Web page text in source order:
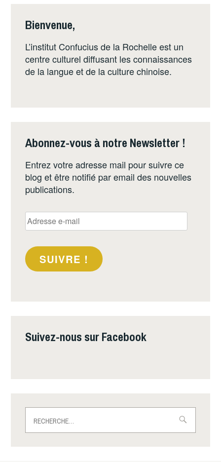
Bienvenue,
L’institut Confucius de la Rochelle est un
centre culturel diffusant les connaissances
de la langue et de la culture chinoise.
Abonnez-vous à notre Newsletter !
Entrez votre adresse mail pour suivre ce
blog et être notifié par email des nouvelles
publications.
Adresse
e-
SUIVRE !
Suivez-nous sur Facebook